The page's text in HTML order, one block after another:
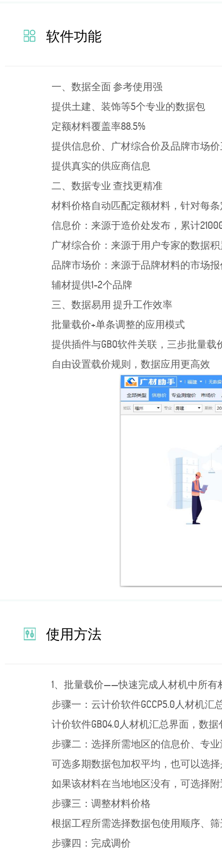
软件功能
一、数据全面 参考使用强
提供土建、装饰等5个专业的数据包
定额材料覆盖率88.5%
提供信息价、广材综合价及品牌市场
提供真实的供应商信息
二、数据专业 查找更精准
材料价格自动匹配定额材料，针对每
信息价：来源于造价处发布，累计
广材综合价：来源于用户专家的数据积
品牌市场价：来源于品牌材料的市场
辅材提供1-2个品牌
三、数据易用 提升工作效率
批量载价+单条调整的应用模式
提供插件与GBQ软件关联，三步批量载
自由设置载价规则，数据应用更高效
使用方法
1、批量载价——快速完成人材机中所有
步骤一：云计价软件GCCP5.0人材机汇
计价软件GBQ4.0人材机汇总界面，数
步骤二：选择所需地区的信息价、专
可选多期数据包加权平均，也可以选
如果该材料在当地地区没有，可选择
步骤三：调整材料价格
根据工程所需选择数据包使用顺序、
步骤四：完成调价